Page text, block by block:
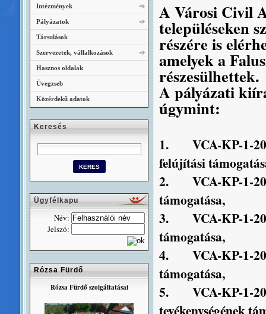
A Városi Civil
településeken
részére is
amelyek a
részesülhettek.
A pályázati
úgymint:
1.
VCA-KP-1-
felújítási
2.
VCA-KP-1-
támogatása,
3.
VCA-KP-1-
támogatása,
4.
VCA-KP-1-
támogatása,
5.
VCA-KP-1-
tevékenységének
Intézmények
Pályázatok
Társulások
Szervezetek, vállalkozások
Hasznos oldalak
Üvegzseb
Közérdekű adatok
Keresés
Ügyfélkapu
Név:
Jelszó:
Rózsa Fürdő
Rózsa Fürdő szolgáltatásai